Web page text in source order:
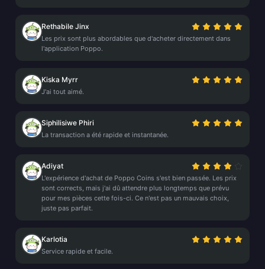
Rethabile Jinx
Les prix sont plus abordables que d'acheter directement dans
l'application Poppo.
Kiska Myrr
J'ai tout aimé.
Siphilisiwe Phiri
La transaction a été rapide et instantanée.
Adiyat
L'expérience d'achat de Poppo Coins s'est bien passée. Les prix
sont corrects, mais j'ai dû attendre plus longtemps que prévu
pour mes pièces cette fois-ci. Ce n'est pas un mauvais choix,
juste pas parfait.
Karlotia
Service rapide et facile.